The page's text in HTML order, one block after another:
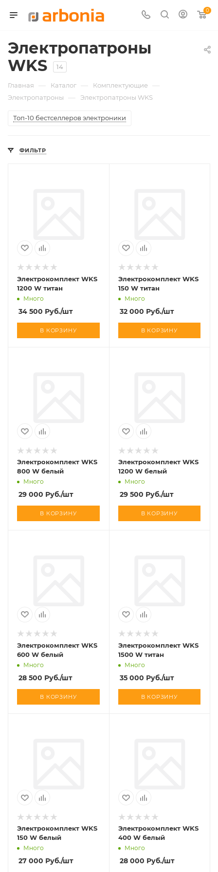
0
Электропатроны
WKS
14
Главная — Каталог — Комплектующие —
Электропатроны — Электропатроны WKS
Топ-10 бестселлеров электроники
ФИЛЬТР
Электрокомплект WKS
1200 W титан
Много
34 500 Руб./шт
В КОРЗИНУ
Электрокомплект WKS
150 W титан
Много
32 000 Руб./шт
В КОРЗИНУ
Электрокомплект WKS
800 W белый
Много
29 000 Руб./шт
В КОРЗИНУ
Электрокомплект WKS
1200 W белый
Много
29 500 Руб./шт
В КОРЗИНУ
Электрокомплект WKS
600 W белый
Много
28 500 Руб./шт
В КОРЗИНУ
Электрокомплект WKS
1500 W титан
Много
35 000 Руб./шт
В КОРЗИНУ
Электрокомплект WKS
150 W белый
Много
27 000 Руб./шт
Электрокомплект WKS
400 W белый
Много
28 000 Руб./шт